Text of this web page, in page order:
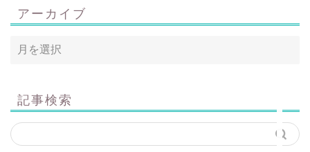
アーカイブ
記事検索
ール集」を見る